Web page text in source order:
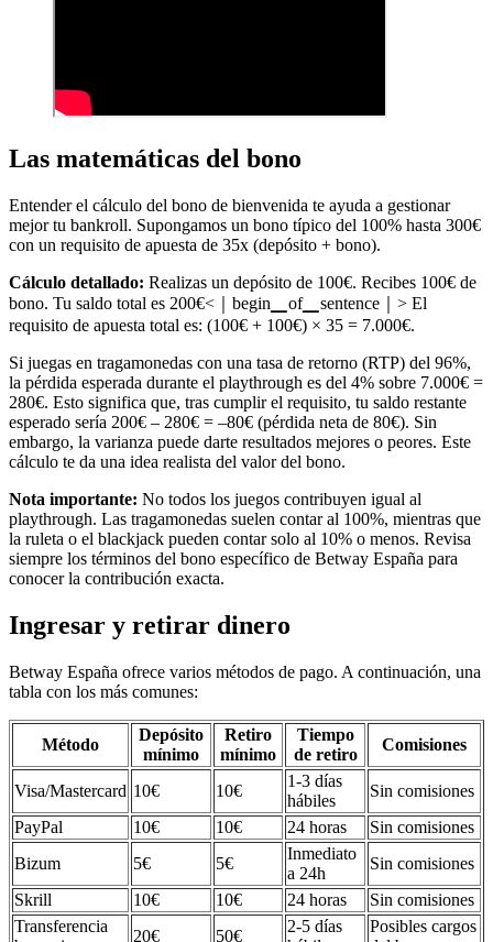
Las matemáticas del bono
Entender el cálculo del bono de bienvenida te ayuda a gestionar
mejor tu bankroll. Supongamos un bono típico del 100% hasta 300€
con un requisito de apuesta de 35x (depósito + bono).
Cálculo detallado: Realizas un depósito de 100€. Recibes 100€ de
bono. Tu saldo total es 200€<｜begin▁of▁sentence｜> El
requisito de apuesta total es: (100€ + 100€) × 35 = 7.000€.
Si juegas en tragamonedas con una tasa de retorno (RTP) del 96%,
la pérdida esperada durante el playthrough es del 4% sobre 7.000€ =
280€. Esto significa que, tras cumplir el requisito, tu saldo restante
esperado sería 200€ – 280€ = –80€ (pérdida neta de 80€). Sin
embargo, la varianza puede darte resultados mejores o peores. Este
cálculo te da una idea realista del valor del bono.
Nota importante: No todos los juegos contribuyen igual al
playthrough. Las tragamonedas suelen contar al 100%, mientras que
la ruleta o el blackjack pueden contar solo al 10% o menos. Revisa
siempre los términos del bono específico de Betway España para
conocer la contribución exacta.
Ingresar y retirar dinero
Betway España ofrece varios métodos de pago. A continuación, una
tabla con los más comunes:
Método
Depósito
mínimo
Retiro
mínimo
Tiempo
de retiro
Comisiones
Visa/Mastercard 10€ 10€
1-3 días
hábiles
Sin comisiones
PayPal
10€ 10€ 24 horas
Sin comisiones
Bizum
5€ 5€
Inmediato
a 24h
Sin comisiones
Skrill
10€ 10€ 24 horas
Sin comisiones
Transferencia
20€ 50€
2-5 días
Posibles cargos